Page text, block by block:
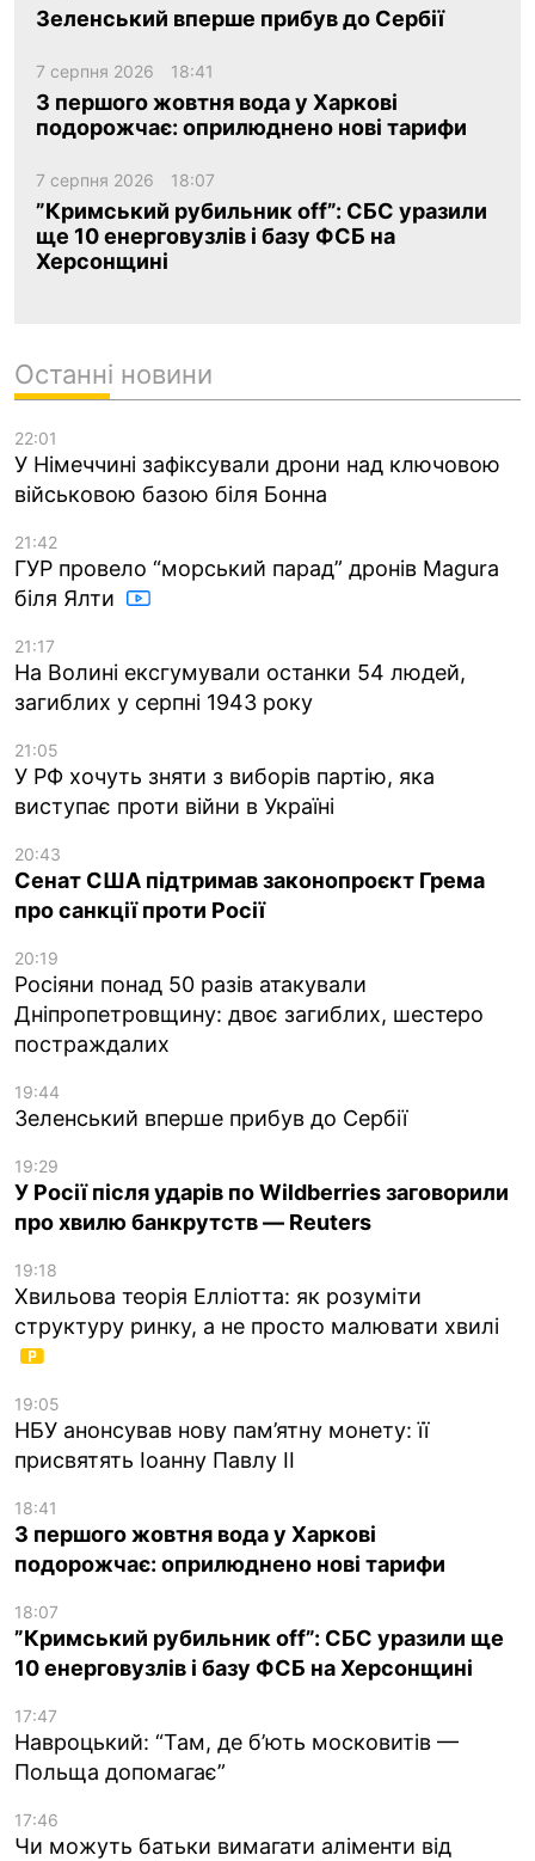
Зеленський вперше прибув до Сербії
7 серпня 2026 18:41
З першого жовтня вода у Харкові
подорожчає: оприлюднено нові тарифи
7 серпня 2026 18:07
”Кримський рубильник off”: СБС уразили
ще 10 енерговузлів і базу ФСБ на
Херсонщині
Останні новини
22:01
У Німеччині зафіксували дрони над ключовою
військовою базою біля Бонна
21:42
ГУР провело “морський парад” дронів Magura
біля Ялти
21:17
На Волині ексгумували останки 54 людей,
загиблих у серпні 1943 року
21:05
У РФ хочуть зняти з виборів партію, яка
виступає проти війни в Україні
20:43
Сенат США підтримав законопроєкт Грема
про санкції проти Росії
20:19
Росіяни понад 50 разів атакували
Дніпропетровщину: двоє загиблих, шестеро
постраждалих
19:44
Зеленський вперше прибув до Сербії
19:29
У Росії після ударів по Wildberries заговорили
про хвилю банкрутств — Reuters
19:18
Хвильова теорія Елліотта: як розуміти
структуру ринку, а не просто малювати хвилі
19:05
НБУ анонсував нову пам’ятну монету: її
присвятять Іоанну Павлу II
18:41
З першого жовтня вода у Харкові
подорожчає: оприлюднено нові тарифи
18:07
”Кримський рубильник off”: СБС уразили ще
10 енерговузлів і базу ФСБ на Херсонщині
17:47
Навроцький: “Там, де б’ють московитів —
Польща допомагає”
17:46
Чи можуть батьки вимагати аліменти від